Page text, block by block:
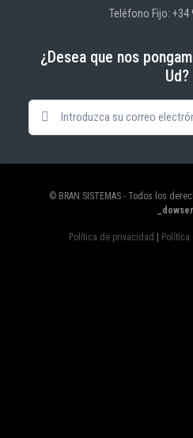
Teléfono Fijo: +34
¿Desea que nos
Ud?
© BRAN SISTEMAS - Todos los
Política de privacidad | Política